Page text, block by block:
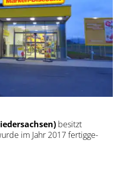
besitzt
im Jahr 2017 fer­tig­ge­